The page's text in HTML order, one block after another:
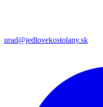
urad@jedlovekostolany.sk